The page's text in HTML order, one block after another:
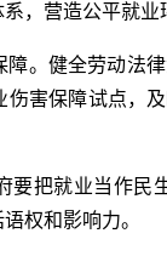
，营造公平就
。健全劳动法
害保障试点，
要把就业当作
权和影响力。